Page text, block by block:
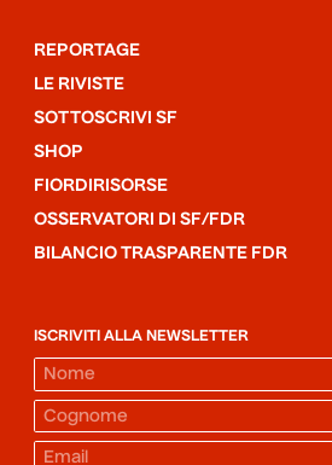
REPORTAGE
LE RIVISTE
SOTTOSCRIVI SF
SHOP
FIORDIRISORSE
OSSERVATORI DI SF/FDR
BILANCIO TRASPARENTE FDR
ISCRIVITI ALLA NEWSLETTER